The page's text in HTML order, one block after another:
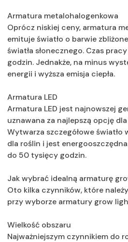
Armatura metalohalogenkowa
Oprócz niskiej ceny, armatura
emituje światło o barwie
światła słonecznego. Czas
godzin. Jednakże, na minus
energii i wyższa emisja ciepła.
Armatura LED
Armatura LED jest najnowszej
uznawana za najlepszą opcję
Wytwarza szczegółowe światło
dla roślin i jest
do 50 tysięcy godzin.
Jak wybrać idealną armaturę
Oto kilka czynników, które
przy wyborze armatury grow
Wielkość obszaru
Najważniejszym czynnikiem do